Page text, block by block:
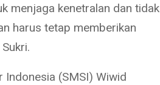
menjaga kenetralan dan tidak
harus tetap memberikan
Indonesia (SMSI) Wiwid